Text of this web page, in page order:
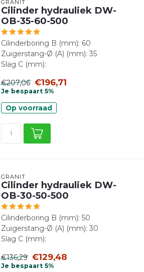
GRANIT
Cilinder hydrauliek DW-
OB-35-60-500
Cilinderboring B (mm): 60
Zuigerstang-Ø (A) (mm): 35
Slag C (mm):
€207,06 €196,71
Je bespaart 5%
Op voorraad
GRANIT
Cilinder hydrauliek DW-
OB-30-50-500
Cilinderboring B (mm): 50
Zuigerstang-Ø (A) (mm): 30
Slag C (mm):
€136,29 €129,48
Je bespaart 5%